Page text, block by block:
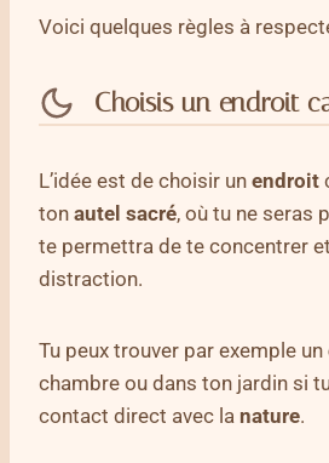
Voici quelques règles à
Choisis un endroit
L’idée est de choisir un endroit
ton autel sacré, où tu ne seras
te permettra de te concentrer
distraction.
Tu peux trouver par exemple un
chambre ou dans ton jardin si
contact direct avec la nature.